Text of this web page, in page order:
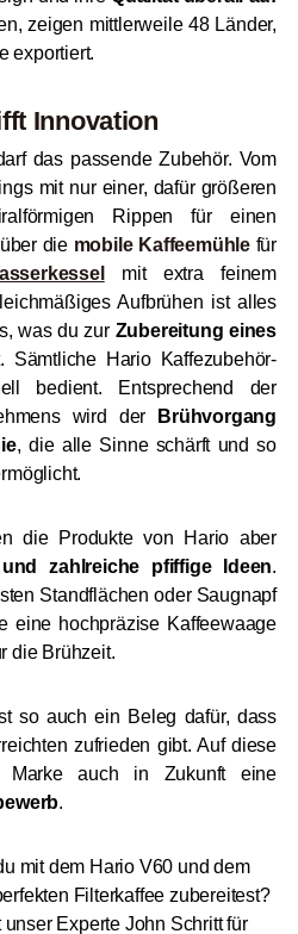
zeigen mittlerweile 48 Länder,
exportiert.
Innovation
das passende Zubehör. Vom
mit nur einer, dafür größeren
Rippen für einen
die mobile Kaffeemühlefür
mit extra feinem
Aufbrühen ist alles
was du zur Zubereitung eines
Sämtliche Hario Kaffezubehör-
bedient. Entsprechend der
wird der
Brühvorgang
, die alle Sinne schärft und so
die Produkte von Hario aber
zahlreiche pfiffige Ideen.
Standflächen oder Saugnapf
eine hochpräzise Kaffeewaage
die Brühzeit.
so auch ein Beleg dafür, dass
zufrieden gibt. Auf diese
auch in Zukunft eine
.
mit dem Hario V60 und dem
Filterkaffee zubereitest?
Experte John Schritt für